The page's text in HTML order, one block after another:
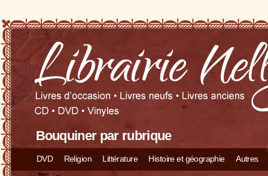
Bouquiner par rubrique
DVD Religion Littérature Histoire et géographie Autres